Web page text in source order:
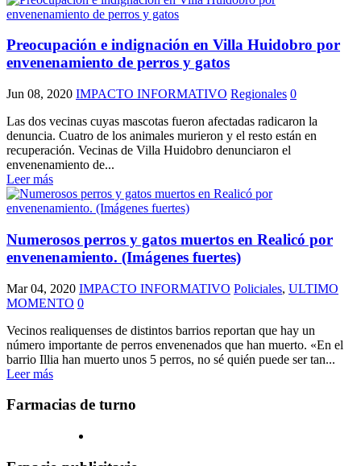
Preocupación e indignación en Villa Huidobro por
envenenamiento de perros y gatos
Jun 08, 2020 IMPACTO INFORMATIVO Regionales 0
Las dos vecinas cuyas mascotas fueron afectadas radicaron la
denuncia. Cuatro de los animales murieron y el resto están en
recuperación. Vecinas de Villa Huidobro denunciaron el
envenenamiento de...
Leer más
Numerosos perros y gatos muertos en Realicó por
envenenamiento. (Imágenes fuertes)
Mar 04, 2020 IMPACTO INFORMATIVO Policiales, ULTIMO
MOMENTO 0
Vecinos realiquenses de distintos barrios reportan que hay un
número importante de perros envenenados que han muerto. «En el
barrio Illia han muerto unos 5 perros, no sé quién puede ser tan...
Leer más
Farmacias de turno